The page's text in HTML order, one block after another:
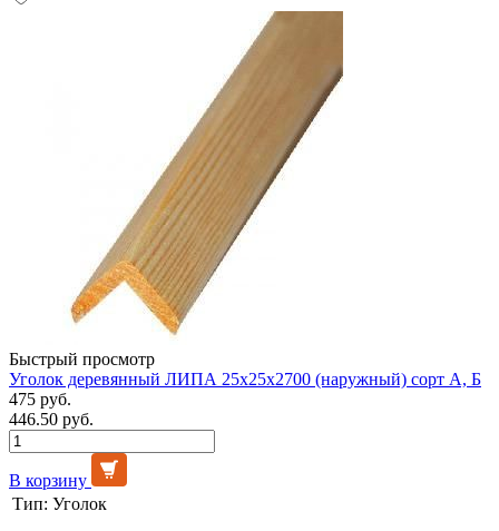
Быстрый просмотр
Уголок деревянный ЛИПА 25х25х2700 (наружный) сорт А, Б
475 руб.
446.50 руб.
В корзину
Тип: Уголок